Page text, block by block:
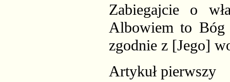
Zabiegajcie o
Albowiem to Bóg
zgodnie z [Jego]
Artykuł pierwszy